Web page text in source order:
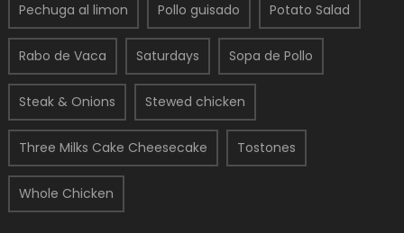
Pechuga al limon Pollo guisado Potato Salad
Rabo de Vaca Saturdays Sopa de Pollo
Steak & Onions Stewed chicken
Three Milks Cake Cheesecake Tostones
Whole Chicken